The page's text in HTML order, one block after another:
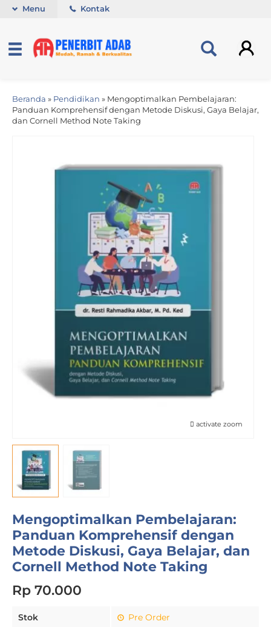
Menu Kontak
Beranda » Pendidikan » Mengoptimalkan Pembelajaran:
Panduan Komprehensif dengan Metode Diskusi, Gaya Belajar,
dan Cornell Method Note Taking
activate zoom
Mengoptimalkan Pembelajaran:
Panduan Komprehensif dengan
Metode Diskusi, Gaya Belajar, dan
Cornell Method Note Taking
Rp 70.000
Stok Pre Order